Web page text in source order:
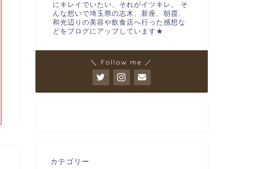
にキレイでいたい、それがイツキレ。 そ
んな想いで埼玉県の志木、新座、朝霞、
和光辺りの美容や飲食店へ行った感想な
どをブログにアップしています★
＼ Follow me ／
カテゴリー